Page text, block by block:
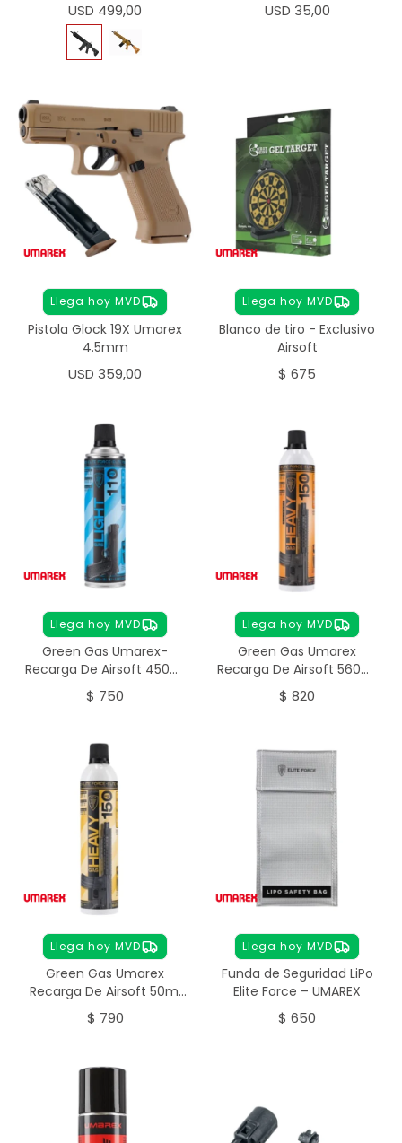
USD 499,00 USD 35,00
Llega hoy MVD
Pistola Glock 19X Umarex
4.5mm
USD 359,00
Llega hoy MVD
Blanco de tiro - Exclusivo
Airsoft
$ 675
Llega hoy MVD
Green Gas Umarex-
Recarga De Airsoft 450ml
Elite Force Light
$ 750
Llega hoy MVD
Green Gas Umarex
Recarga De Airsoft 560ml
Elite Force Heavy
Maintenance
$ 820
Llega hoy MVD
Green Gas Umarex
Recarga De Airsoft 50ml
Elite Force Heavy
$ 790
Llega hoy MVD
Funda de Seguridad LiPo
Elite Force – UMAREX
$ 650